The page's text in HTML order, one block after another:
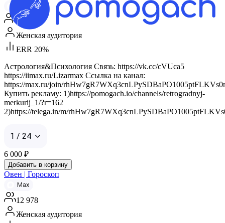
40 992
Женская аудитория
ERR 20%
Астрология&Психология Связь: https://vk.cc/cVUca5
https://iimax.ru/Lizarmax Ссылка на канал:
https://max.ru/join/
Купить рекламу: 1)https://pomogach.io/channels/retrogradnyj-
merkurij_1/?r=162
2)https://telega.in/m/
1 / 24
6 000 ₽
Добавить в корзину
Овен | Гороскоп
Max
12 978
Женская аудитория